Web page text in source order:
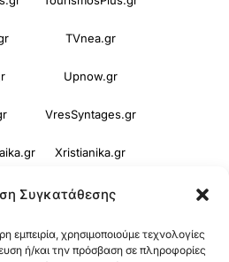
Συγκατάθεσης
εμπειρία, χρησιμοποιούμε τεχνολογίες
ή/και την πρόσβαση σε πληροφορίες
TVnea.gr
Upnow.gr
VresSyntages.gr
Xristianika.gr
ZoumeKalytera.gr
ZoumeSpiti.gr